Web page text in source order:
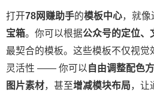
打开78网赚助手的模板中心，就像
宝箱。你可以根据公众号的定位、
最契合的模板。这些模板不仅视觉
灵活性 —— 你可以 自由调整配色
图片素材，甚至增减模块布局，让